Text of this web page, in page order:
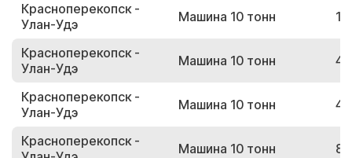
Красноперекопск -
Улан-Удэ
Машина 10 тонн
Красноперекопск -
Улан-Удэ
Машина 10 тонн
Красноперекопск -
Улан-Удэ
Машина 10 тонн
Красноперекопск -
Машина 10 тонн